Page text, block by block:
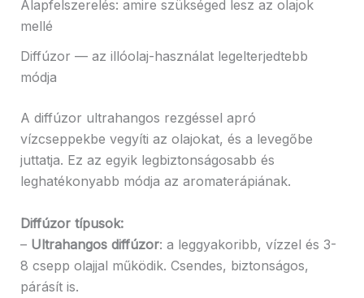
Alapfelszerelés: amire szükséged lesz az olajok
mellé
Diffúzor — az illóolaj-használat legelterjedtebb
módja
A diffúzor ultrahangos rezgéssel apró
vízcseppekbe vegyíti az olajokat, és a levegőbe
juttatja. Ez az egyik legbiztonságosabb és
leghatékonyabb módja az aromaterápiának.
Diffúzor típusok:
– Ultrahangos diffúzor: a leggyakoribb, vízzel és 3-
8 csepp olajjal működik. Csendes, biztonságos,
párásít is.